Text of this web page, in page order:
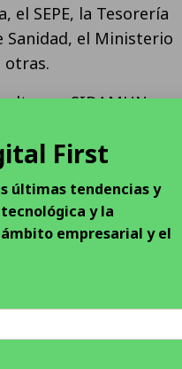
SEPE, la Tesorería
Sanidad, el Ministerio
otras.
en SIDAMUN son
y densidad de
número de
o superficie
distintas. Además,
se pueden visualizar
de mapas a
también es posible
función de las
First
últimas tendencias y
y la
empresarial y el